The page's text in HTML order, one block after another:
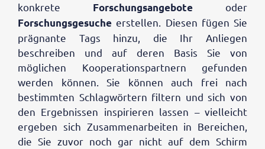
konkrete Forschungsangebote oder
Forschungsgesuche erstellen. Diesen fügen Sie
prägnante Tags hinzu, die Ihr Anliegen
beschreiben und auf deren Basis Sie von
möglichen Kooperationspartnern gefunden
werden können. Sie können auch frei nach
bestimmten Schlagwörtern filtern und sich von
den Ergebnissen inspirieren lassen – vielleicht
ergeben sich Zusammenarbeiten in Bereichen,
die Sie zuvor noch gar nicht auf dem Schirm